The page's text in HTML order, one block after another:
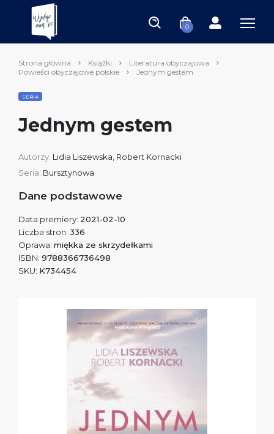
0
Strona główna Książki
Literatura obyczajowa
Powieści obyczajowe polskie
Jednym gestem
SERIA
Jednym gestem
Autorzy: Lidia Liszewska Robert Kornacki
Seria: Bursztynowa
Dane podstawowe
Data premiery: 2021-02-10
Liczba stron: 336
Oprawa: miękka ze skrzydełkami
ISBN: 9788366736498
SKU: K734454